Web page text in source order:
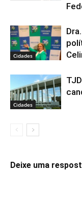
Cidades
Cidades
Deixe uma